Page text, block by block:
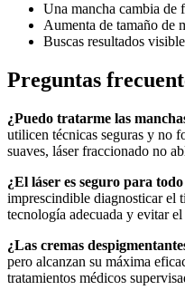
Una mancha cambia de
Aumenta de tamaño de
Buscas resultados
Preguntas
¿Puedo tratarme las
utilicen técnicas seguras y no
suaves, láser fraccionado no
¿El láser es seguro para
imprescindible diagnosticar el
tecnología adecuada y evitar
¿Las cremas
pero alcanzan su máxima
tratamientos médicos